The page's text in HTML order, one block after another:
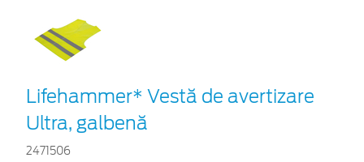
Lifehammer* Vestă de avertizare
Ultra, galbenă
2471506